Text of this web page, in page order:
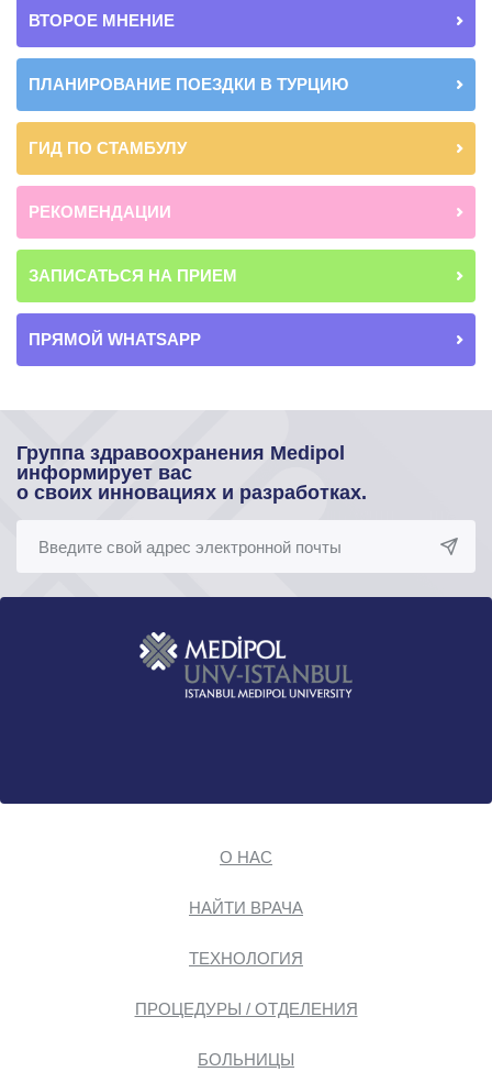
ВТОРОЕ МНЕНИЕ
ПЛАНИРОВАНИЕ ПОЕЗДКИ В ТУРЦИЮ
ГИД ПО СТАМБУЛУ
РЕКОМЕНДАЦИИ
ЗАПИСАТЬСЯ НА ПРИЕМ
ПРЯМОЙ WHATSAPP
Группа здравоохранения Medipol
информирует вас
о своих инновациях и разработках.
О НАС
НАЙТИ ВРАЧА
ТЕХНОЛОГИЯ
ПРОЦЕДУРЫ / ОТДЕЛЕНИЯ
БОЛЬНИЦЫ